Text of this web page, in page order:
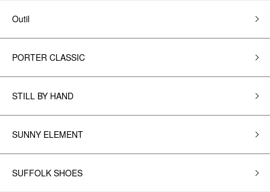
Outil
PORTER CLASSIC
STILL BY HAND
SUNNY ELEMENT
SUFFOLK SHOES